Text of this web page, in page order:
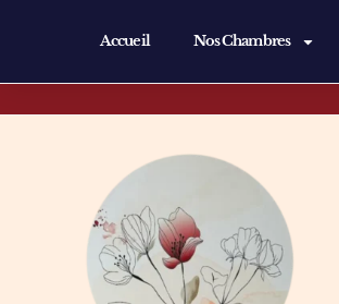
Accueil Nos Chambres